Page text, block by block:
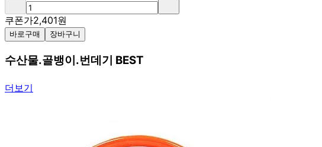
쿠폰가2,401원
바로구매 장바구니
수산물.골뱅이.번데기 BEST
더보기